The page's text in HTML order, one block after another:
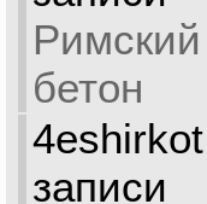
Римский
бетон
4eshirkot
записи